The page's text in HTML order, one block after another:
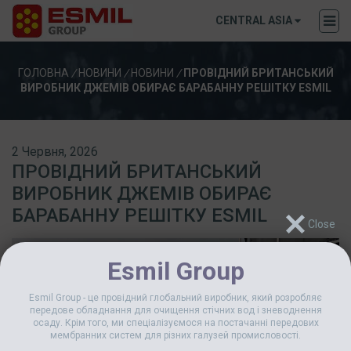
CENTRAL ASIA
ГОЛОВНА /НОВИНИ /НОВИНИ / ПРОВІДНИЙ БРИТАНСЬКИЙ
ВИРОБНИК ДЖЕМІВ ОБИРАЄ БАРАБАННУ РЕШІТКУ ESMIL
ПРОВІДНИЙ БРИТАНСЬКИЙ
ВИРОБНИК ДЖЕМІВ ОБИРАЄ
БАРАБАННУ РЕШІТКУ ESMIL
2 Червня, 2026
Esmil Group
Esmil Group - це провідний глобальний виробник, який розробляє
передове обладнання для очищення стічних вод і зневоднення
осаду. Крім того, ми спеціалізуємося на постачанні передових
мембранних систем для різних галузей промисловості.